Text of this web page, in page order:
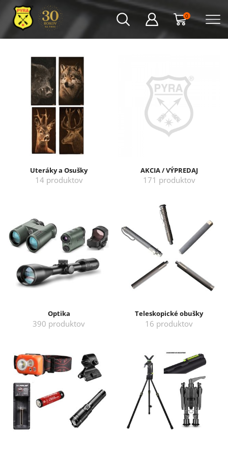
0
Uteráky a Osušky
14 produktov
AKCIA / VÝPREDAJ
171 produktov
Optika
390 produktov
Teleskopické obušky
16 produktov